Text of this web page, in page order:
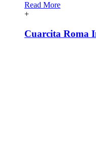
Read More
+
Cuarcita Roma